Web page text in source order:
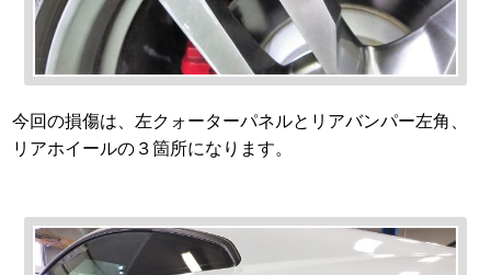
今回の損傷は、左クォーターパネルとリアバンパー左角、
リアホイールの３箇所になります。